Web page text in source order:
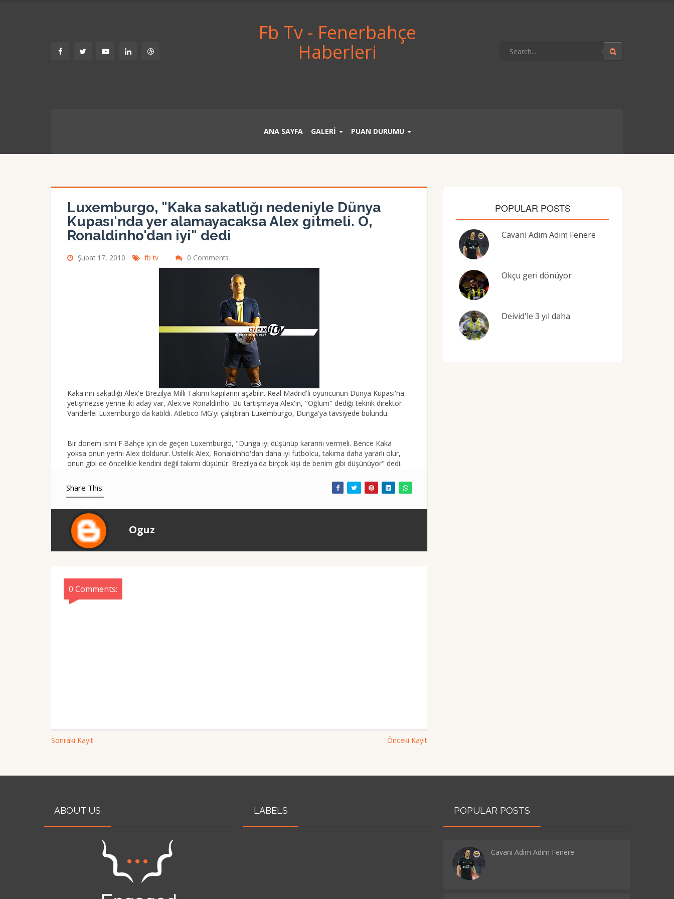
Fb Tv - Fenerbahçe
Haberleri
ANA SAYFA GALERİ PUAN DURUMU
Luxemburgo, "Kaka sakatlığı nedeniyle Dünya
Kupası'nda yer alamayacaksa Alex gitmeli. O,
Ronaldinho'dan iyi" dedi
Şubat 17, 2010 fb tv 0 Comments
Kaka'nın sakatlığı Alex'e Brezilya Milli Takımı kapılarını açabilir. Real Madrid'li oyuncunun Dünya Kupası'na
yetişmezse yerine iki aday var, Alex ve Ronaldinho. Bu tartışmaya Alex'in, "Oğlum" dediği teknik direktör
Vanderlei Luxemburgo da katıldı. Atletico MG'yi çalıştıran Luxemburgo, Dunga'ya tavsiyede bulundu.
Bir dönem ismi F.Bahçe için de geçen Luxemburgo, "Dunga iyi düşünüp kararını vermeli. Bence Kaka
yoksa onun yerini Alex doldurur. Üstelik Alex, Ronaldinho'dan daha iyi futbolcu, takıma daha yararlı olur,
onun gibi de öncelikle kendini değil takımı düşünür. Brezilya'da birçok kişi de benim gibi düşünüyor" dedi.
Share This:
Oguz
0 Comments:
Sonraki Kayıt Önceki Kayıt
POPULAR POSTS
Cavani Adım Adım Fenere
Okçu geri dönüyor
Deivid'le 3 yıl daha
ABOUT US LABELS POPULAR POSTS
Cavani Adım Adım Fenere